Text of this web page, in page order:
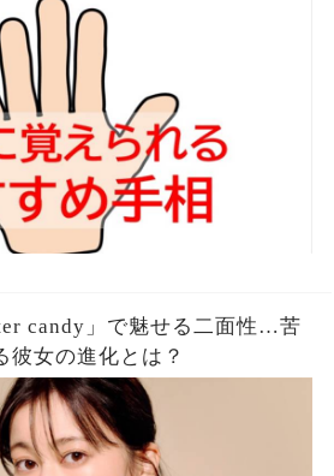
candy」で魅せる二面性…苦
彼女の進化とは？